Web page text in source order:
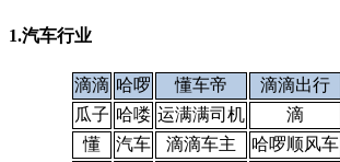
1.汽车行业
滴滴 哈啰 懂车帝 滴滴出行
瓜子 哈喽 运满满司机 滴
懂
汽车 滴滴车主 哈啰顺风车